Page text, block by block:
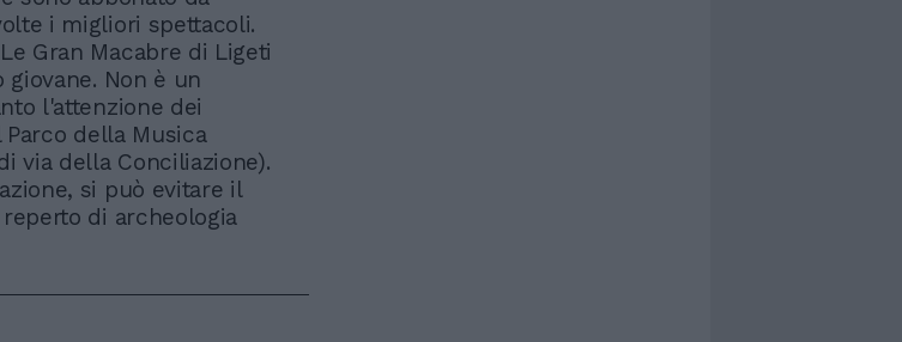
i migliori spettacoli.
Gran Macabre di Ligeti
Non è un
l'attenzione dei
della Musica
via della Conciliazione).
si può evitare il
di archeologia